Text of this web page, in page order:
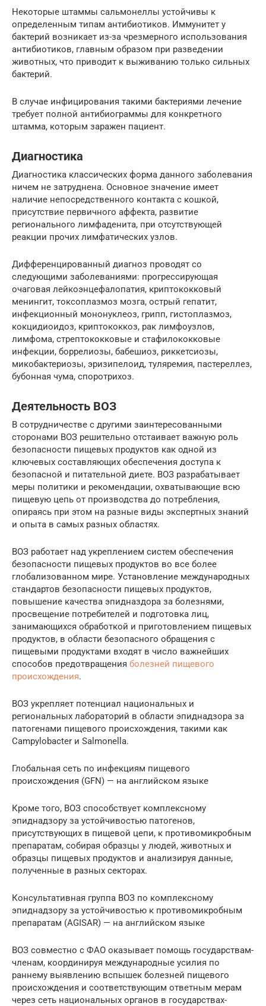
Некоторые штаммы сальмонеллы устойчивы к
определенным типам антибиотиков. Иммунитет у
бактерий возникает из-за чрезмерного использования
антибиотиков, главным образом при разведении
животных, что приводит к выживанию только сильных
бактерий.
В случае инфицирования такими бактериями лечение
требует полной антибиограммы для конкретного
штамма, которым заражен пациент.
Диагностика
Диагностика классических форма данного заболевания
ничем не затруднена. Основное значение имеет
наличие непосредственного контакта с кошкой,
присутствие первичного аффекта, развитие
регионального лимфаденита, при отсутствующей
реакции прочих лимфатических узлов.
Дифференцированный диагноз проводят со
следующими заболеваниями: прогрессирующая
очаговая лейкоэнцефалопатия, криптококковый
менингит, токсоплазмоз мозга, острый гепатит,
инфекционный мононуклеоз, грипп, гистоплазмоз,
кокцидиоидоз, криптококкоз, рак лимфоузлов,
лимфома, стрептококковые и стафилококковые
инфекции, боррелиозы, бабешиоз, риккетсиозы,
микобактериозы, эризипелоид, туляремия, пастереллез,
бубонная чума, споротрихоз.
Деятельность ВОЗ
В сотрудничестве с другими заинтересованными
сторонами ВОЗ решительно отстаивает важную роль
безопасности пищевых продуктов как одной из
ключевых составляющих обеспечения доступа к
безопасной и питательной диете. ВОЗ разрабатывает
меры политики и рекомендации, охватывающие всю
пищевую цепь от производства до потребления,
опираясь при этом на разные виды экспертных знаний
и опыта в самых разных областях.
ВОЗ работает над укреплением систем обеспечения
безопасности пищевых продуктов во все более
глобализованном мире. Установление международных
стандартов безопасности пищевых продуктов,
повышение качества эпидназдора за болезнями,
просвещение потребителей и подготовка лиц,
занимающихся обработкой и приготовлением пищевых
продуктов, в области безопасного обращения с
пищевыми продуктами входят в число важнейших
способов предотвращения болезней пищевого
происхождения.
ВОЗ укрепляет потенциал национальных и
региональных лабораторий в области эпиднадзора за
патогенами пищевого происхождения, такими как
Campylobacter и Salmonella.
Глобальная сеть по инфекциям пищевого
происхождения (GFN) — на английском языке
Кроме того, ВОЗ способствует комплексному
эпиднадзору за устойчивостью патогенов,
присутствующих в пищевой цепи, к противомикробным
препаратам, собирая образцы у людей, животных и
образцы пищевых продуктов и анализируя данные,
полученные в разных секторах.
Консультативная группа ВОЗ по комплексному
эпиднадзору за устойчивостью к противомикробным
препаратам (AGISAR) — на английском языке
ВОЗ совместно с ФАО оказывает помощь государствам-
членам, координируя международные усилия по
раннему выявлению вспышек болезней пищевого
происхождения и соответствующим ответным мерам
через сеть национальных органов в государствах-